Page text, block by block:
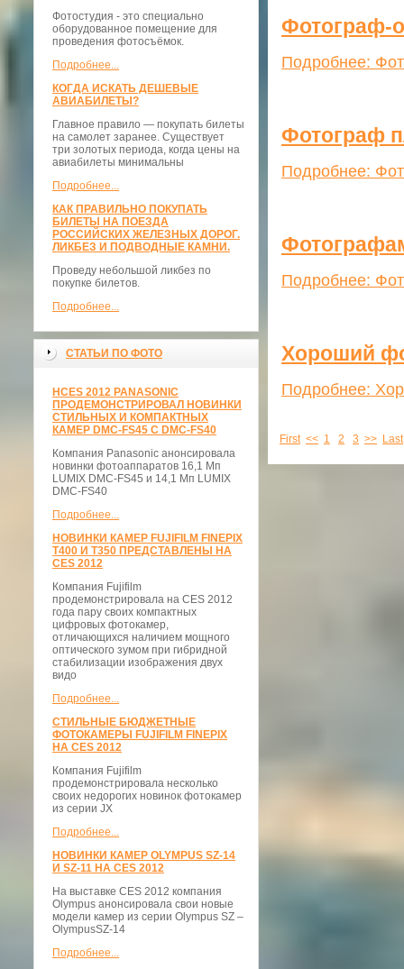
Фотостудия - это специально
оборудованное помещение для
проведения фотосъёмок.
Подробнее...
КОГДА ИСКАТЬ ДЕШЕВЫЕ
АВИАБИЛЕТЫ?
Главное правило — покупать билеты
на самолет заранее. Существует
три золотых периода, когда цены на
авиабилеты минимальны
Подробнее...
КАК ПРАВИЛЬНО ПОКУПАТЬ
БИЛЕТЫ НА ПОЕЗДА
РОССИЙСКИХ ЖЕЛЕЗНЫХ ДОРОГ.
ЛИКБЕЗ И ПОДВОДНЫЕ КАМНИ.
Проведу небольшой ликбез по
покупке билетов.
Подробнее...
СТАТЬИ ПО ФОТО
НCES 2012 PANASONIC
ПРОДЕМОНСТРИРОВАЛ НОВИНКИ
СТИЛЬНЫХ И КОМПАКТНЫХ
КАМЕР DMC-FS45 С DMC-FS40
Компания Panasonic анонсировала
новинки фотоаппаратов 16,1 Мп
LUMIX DMC-FS45 и 14,1 Мп LUMIX
DMC-FS40
Подробнее...
НОВИНКИ КАМЕР FUJIFILM FINEPIX
T400 И T350 ПРЕДСТАВЛЕНЫ НА
CES 2012
Компания Fujifilm
продемонстрировала на CES 2012
года пару своих компактных
цифровых фотокамер,
отличающихся наличием мощного
оптического зумом при гибридной
стабилизации изображения двух
видо
Подробнее...
СТИЛЬНЫЕ БЮДЖЕТНЫЕ
ФОТОКАМЕРЫ FUJIFILM FINEPIX
НА CES 2012
Компания Fujifilm
продемонстрировала несколько
своих недорогих новинок фотокамер
из серии JX
Подробнее...
НОВИНКИ КАМЕР OLYMPUS SZ-14
И SZ-11 НА CES 2012
На выставке CES 2012 компания
Olympus анонсировала свои новые
модели камер из серии Olympus SZ –
OlympusSZ-14
Подробнее...
Фотограф-
Подробнее:
Фотограф
Подробнее:
Подробнее:
Хороший
Подробнее:
First << 1 2 3 >> Last